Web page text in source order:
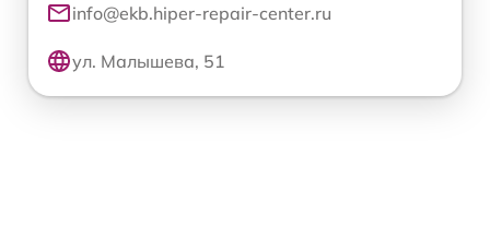
info@ekb.hiper-repair-center.ru
ул. Малышева, 51